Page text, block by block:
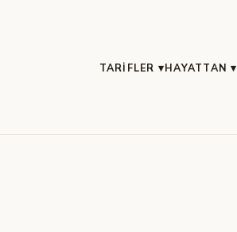
TARIFLER ▾HAYATTAN ▾